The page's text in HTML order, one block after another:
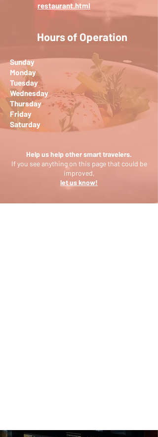
restaurant.html
Hours of Operation
Sunday
Monday
Tuesday
Wednesday
Thursday
Friday
Saturday
Help us help other smart travelers.
If you see anything on this page that could be
improved,
let us know!